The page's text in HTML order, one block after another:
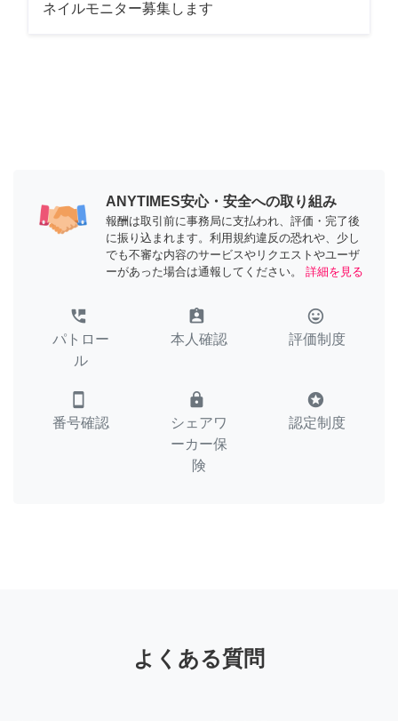
ネイルモニター募集します
ANYTIMES安心・安全への取り組み
報酬は取引前に事務局に支払われ、評価・完了後
に振り込まれます。利用規約違反の恐れや、少し
でも不審な内容のサービスやリクエストやユーザ
ーがあった場合は通報してください。
詳細を見る
perm_phone_msg
パトロー
ル
assignment_ind
本人確認
tag_faces
評価制度
smartphone
番号確認
lock
シェアワ
ーカー保
険
stars
認定制度
よくある質問